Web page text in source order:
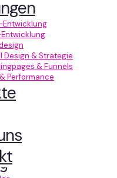
Entwicklung
Design & Strategie
& Funnels
Performance